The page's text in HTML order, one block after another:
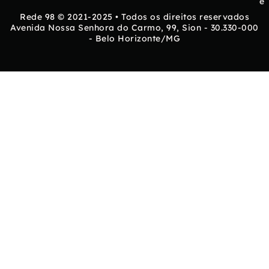
Rede 98 © 2021-2025 • Todos os direitos reservados
Avenida Nossa Senhora do Carmo, 99, Sion - 30.330-000
- Belo Horizonte/MG